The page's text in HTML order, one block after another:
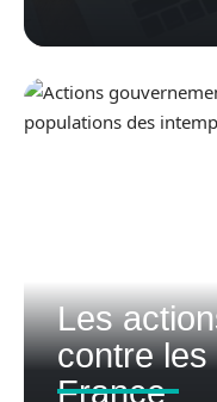
Les
contre les
France